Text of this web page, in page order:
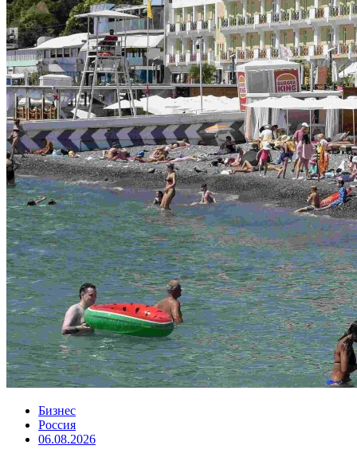
Бизнес
Россия
06.08.2026